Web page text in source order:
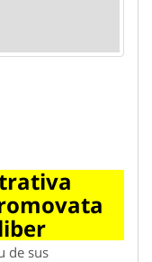
de sus